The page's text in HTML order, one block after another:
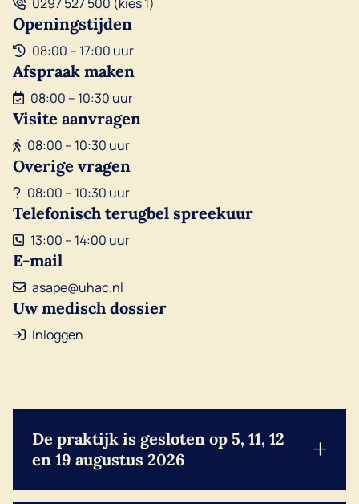
Openingstijden
08:00 – 17:00 uur
Afspraak maken
08:00 – 10:30 uur
Visite aanvragen
08:00 – 10:30 uur
Overige vragen
08:00 – 10:30 uur
Telefonisch terugbel spreekuur
13:00 – 14:00 uur
E-mail
asape@uhac.nl
Uw medisch dossier
Inloggen
De praktijk is gesloten op 5, 11, 12
en 19 augustus 2026